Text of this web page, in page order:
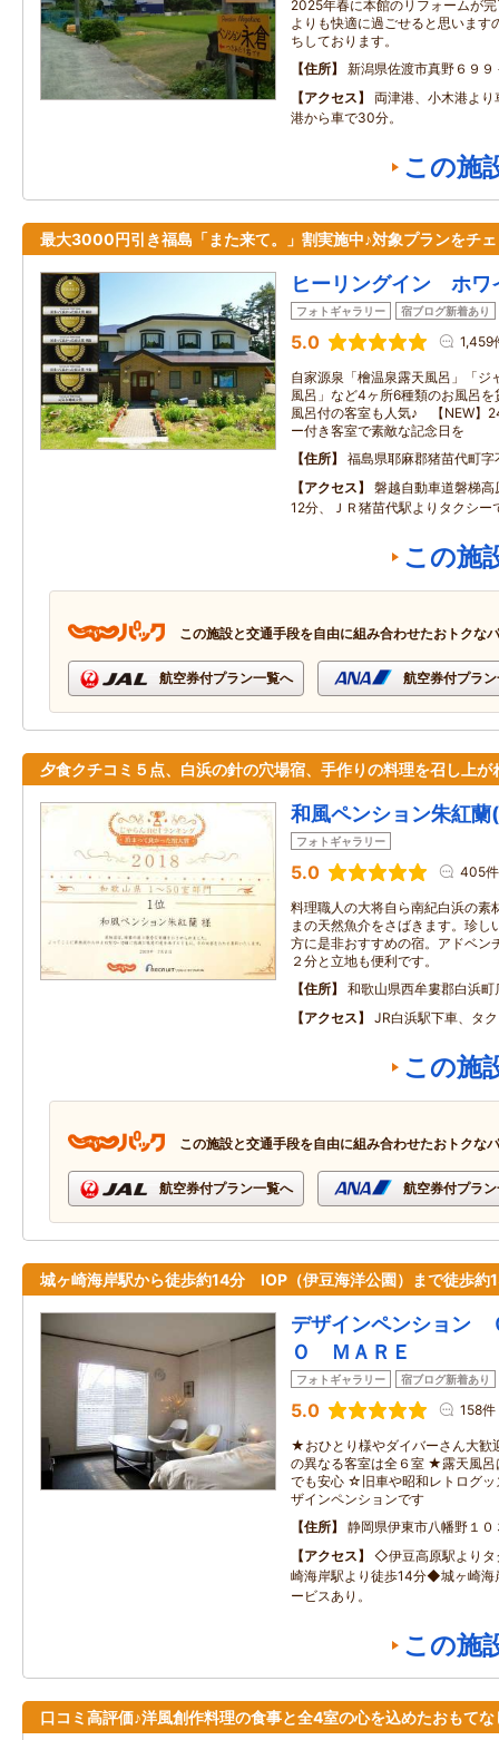
2025年春に本館のリフォームが
よりも快適に過ごせると思います
ちしております。
住所
新潟県佐渡市真野６９９
アクセス
両津港、小木港よ
港から車で30分。
この施
最大3000円引き福島「また来て。」割実施中♪対象プランをチ
ヒーリングイン ホワ
フォトギャラリー 宿ブログ新着あり
5.0 1,459
自家源泉「檜温泉露天風呂」「ジ
風呂」など4ヶ所6種類のお風呂
風呂付の客室も人気♪ 【NEW】
ー付き客室で素敵な記念日を
住所
福島県耶麻郡猪苗代町
アクセス
磐越自動車道磐梯
12分、ＪＲ猪苗代駅よりタクシー
この施
この施設と交通手段を自由に組み合わせたおトクな
航空券付プラン一覧へ 航空券付プラ
夕食クチコミ５点、白浜の針の穴場宿、手作りの料理を召し上が
和風ペンション朱紅
フォトギャラリー
5.0 405件
料理職人の大将自ら南紀白浜の素
まの天然魚介をさばきます。珍し
方に是非おすすめの宿。アドベン
２分と立地も便利です。
住所
和歌山県西牟婁郡白浜
アクセス
JR白浜駅下車、タ
この施
この施設と交通手段を自由に組み合わせたおトクな
航空券付プラン一覧へ 航空券付プラ
城ヶ崎海岸駅から徒歩約14分 IOP（伊豆海洋公園）まで徒歩約
デザインペンション
Ｏ ＭＡＲＥ
フォトギャラリー 宿ブログ新着あり
5.0 158件
★おひとり様やダイバーさん大
の異なる客室は全６室 ★露天風呂
でも安心 ☆旧車や昭和レトログッ
ザインペンションです
住所
静岡県伊東市八幡野１０
アクセス
◇伊豆高原駅より
崎海岸駅より徒歩14分◆城ヶ崎海
ービスあり。
この施
口コミ高評価♪洋風創作料理の食事と全4室の心を込めたおもてな